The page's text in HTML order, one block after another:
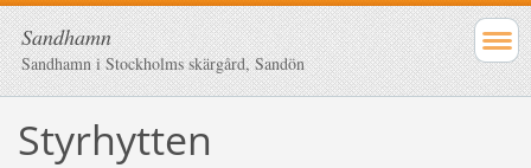
Sandhamn
Sandhamn i Stockholms skärgård, Sandön
Styrhytten